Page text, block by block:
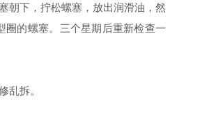
朝下，拧松螺塞，放出润滑油，然
的螺塞。三个星期后重新检查一
乱拆。